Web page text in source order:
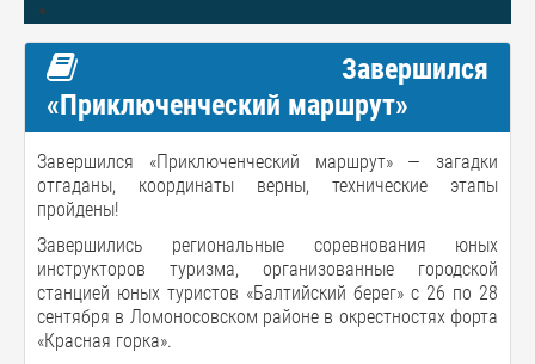
Завершился
«Приключенческий маршрут»
Завершился «Приключенческий маршрут» — загадки
отгаданы, координаты верны, технические этапы
пройдены!
Завершились региональные соревнования юных
инструкторов туризма, организованные городской
станцией юных туристов «Балтийский берег» с 26 по 28
сентября в Ломоносовском районе в окрестностях форта
«Красная горка».